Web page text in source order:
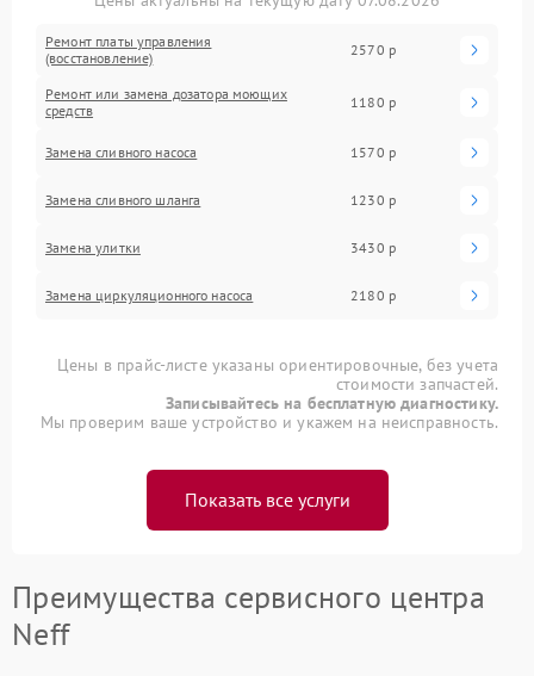
Ремонт платы управления
(восстановление)
2570 р
Ремонт или замена дозатора моющих
средств
1180 р
Замена сливного насоса 1570 р
Замена сливного шланга 1230 р
Замена улитки 3430 р
Замена циркуляционного насоса 2180 р
Цены в прайс-листе указаны ориентировочные, без учета
стоимости запчастей.
Записывайтесь на бесплатную диагностику.
Мы проверим ваше устройство и укажем на неисправность.
Показать все услуги
Преимущества сервисного центра
Neff